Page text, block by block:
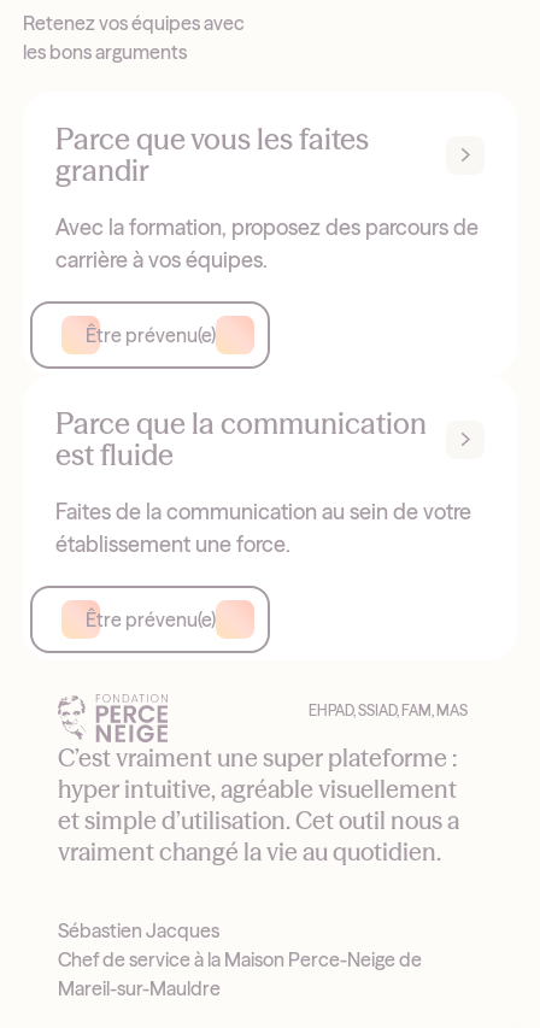
Retenez vos équipes avec
les bons arguments
Parce que vous les faites
grandir
Avec la formation, proposez des parcours de
carrière à vos équipes.
Être prévenu(e)
Parce que la communication
est fluide
Faites de la communication au sein de votre
établissement une force.
Être prévenu(e)
EHPAD, SSIAD, FAM, MAS
C’est vraiment une super plateforme :
hyper intuitive, agréable visuellement
et simple d’utilisation. Cet outil nous a
vraiment changé la vie au quotidien.
Sébastien Jacques
Chef de service à la Maison Perce-Neige de
Mareil-sur-Mauldre